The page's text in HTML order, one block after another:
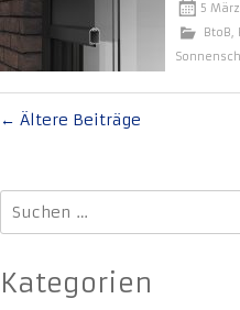
5
BtoB,
Beitragsnavigation
← Ältere Beiträge
Suchen
nach:
Kategorien